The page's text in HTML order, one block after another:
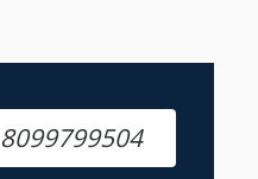
8099799504